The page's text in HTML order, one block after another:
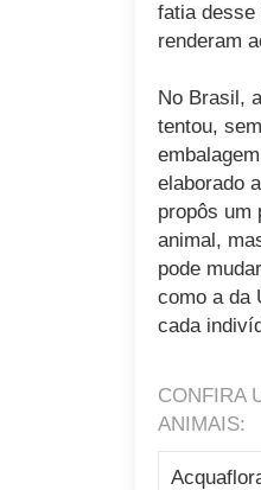
fatia desse
renderam
No Brasil,
tentou,
elaborado
propôs um
animal,
pode
como a da
cada
CONFIRA
ANIMAIS: